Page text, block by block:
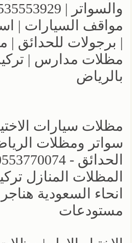
مواقف السيارات |
| برجولات للحدائق |
مظلات مدارس |
بالرياض
مظلات سيارات
سواتر ومظلات
المظلات المنازل
انحاء السعودية
مستودعات